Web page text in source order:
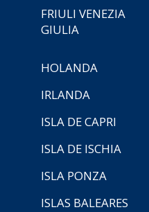
FRIULI VENEZIA
GIULIA
HOLANDA
IRLANDA
ISLA DE CAPRI
ISLA DE ISCHIA
ISLA PONZA
ISLAS BALEARES